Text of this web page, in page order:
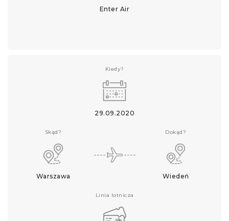
Enter Air
Kiedy?
29.09.2020
Skąd?
Warszawa
Dokąd?
Wiedeń
Linia lotnicza